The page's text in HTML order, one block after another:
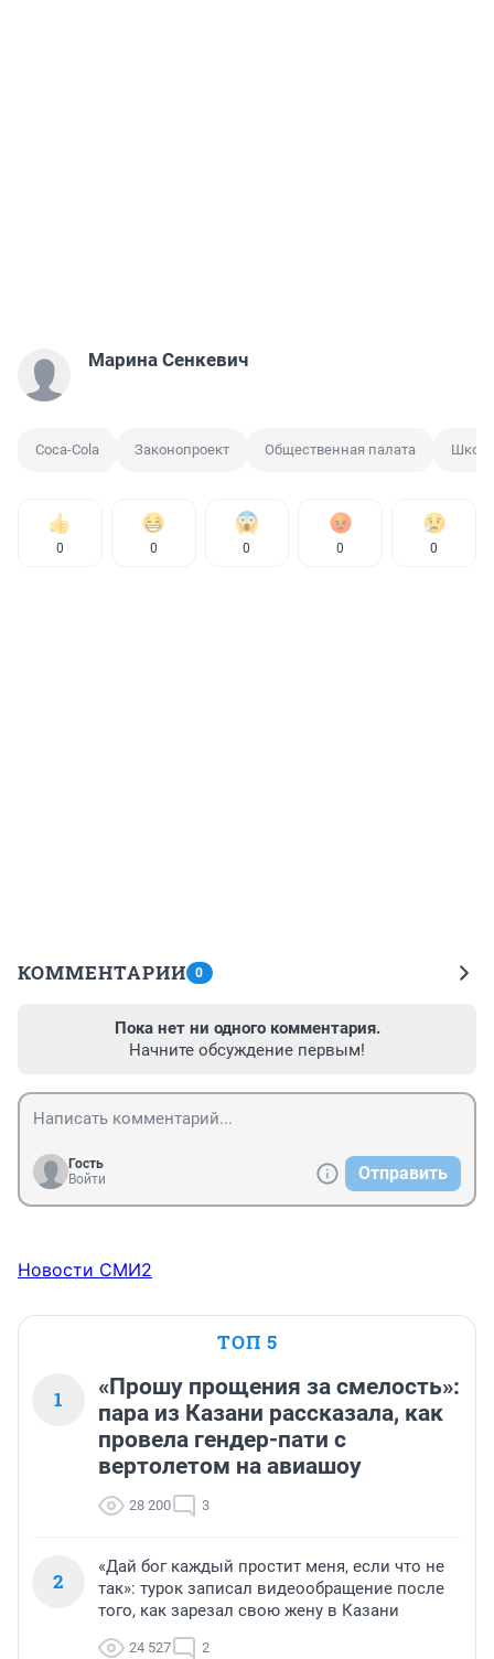
Марина Сенкевич
Coca-Cola Законопроект Общественная палата
0 0 0 0 0
КОММЕНТАРИИ 0
Пока нет ни одного комментария.
Начните обсуждение первым!
Гость
Войти
Отправить
Новости СМИ2
ТОП 5
1
«Прошу прощения за смелость»:
пара из Казани рассказала, как
провела гендер-пати с
вертолетом на авиашоу
28 200 3
2
«Дай бог каждый простит меня, если что не
так»: турок записал видеообращение после
того, как зарезал свою жену в Казани
24 527 2